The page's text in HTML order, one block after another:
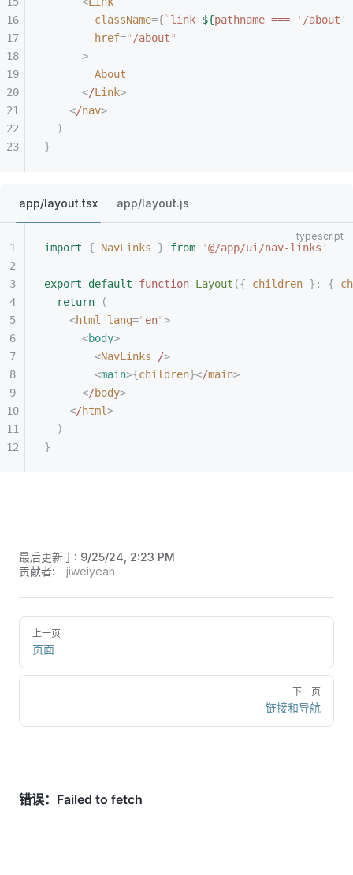
        className
={ ` link ${pathname === ' /about '
        href
=" /about"
      >
        About
      <
/Link>
    <
/nav>
  )
}
app/layout.tsx app/layout.js
import { NavLinks } from '@/app/ui/nav-links '
export default function Layout ({ children }: {
  return
(
    <
html lang="en">
      <
body>
        <
NavLinks />
        <
main>{children}</main>
      <
/body>
    <
/html>
  )
}
最后更新于: 9/25/24, 2:23 PM
贡献者:
jiweiyeah
上一页
页面
下一页
链接和导航